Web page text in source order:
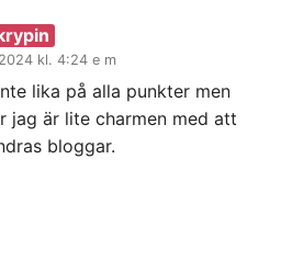
kl. 4:24 e m
lika på alla punkter men
jag är lite charmen med att
bloggar.